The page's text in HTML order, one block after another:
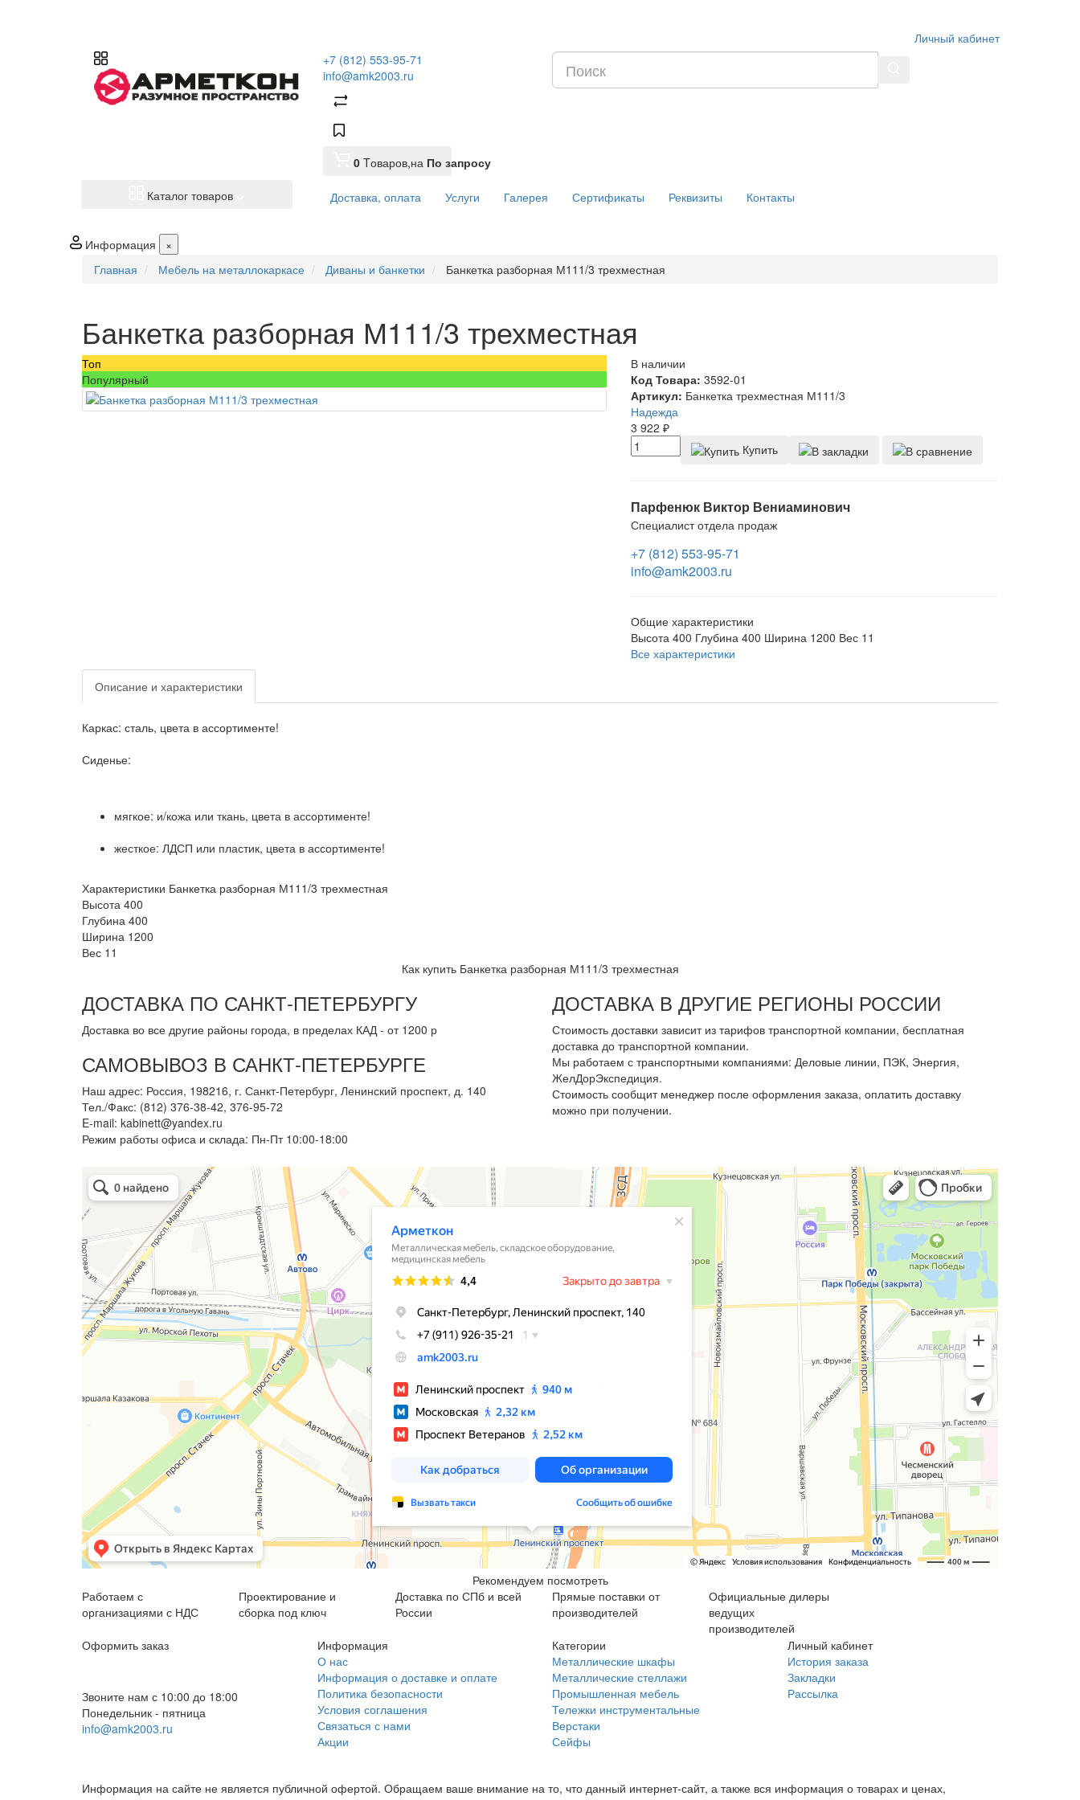
Личный кабинет
+7 (812) 553-95-71
info@amk2003.ru
0 Tоваров,на По запросу
Каталог товаров Доставка, оплата Услуги Галерея Сертификаты Реквизиты Контакты
Информация
×
Главная
Мебель на металлокаркасе Диваны и банкетки Банкетка разборная М111/3 трехместная
Банкетка разборная М111/3 трехместная
Топ
Популярный
В наличии
Код Товара: 3592-01
Артикул: Банкетка трехместная М111/3
Надежда
3 922 ₽
Купить
Парфенюк Виктор Вениаминович
Специалист отдела продаж
+7 (812) 553-95-71
info@amk2003.ru
Общие характеристики
Высота 400 Глубина 400 Ширина 1200 Вес 11
Все характеристики
Описание и характеристики
Каркас: сталь, цвета в ассортименте!
Сиденье:
мягкое: и/кожа или ткань, цвета в ассортименте!
жесткое: ЛДСП или пластик, цвета в ассортименте!
Характеристики Банкетка разборная М111/3 трехместная
Высота 400
Глубина 400
Ширина 1200
Вес 11
Как купить Банкетка разборная М111/3 трехместная
ДОСТАВКА ПО САНКТ-ПЕТЕРБУРГУ
Доставка во все другие районы города, в пределах КАД - от 1200 р
САМОВЫВОЗ В САНКТ-ПЕТЕРБУРГЕ
Наш адрес: Россия, 198216, г. Санкт-Петербург, Ленинский проспект, д. 140
Тел./Факс: (812) 376-38-42, 376-95-72
E-mail: kabinett@yandex.ru
Режим работы офиса и склада: Пн-Пт 10:00-18:00
ДОСТАВКА В ДРУГИЕ РЕГИОНЫ РОССИИ
Стоимость доставки зависит из тарифов транспортной компании, бесплатная
доставка до транспортной компании.
Мы работаем с транспортными компаниями: Деловые линии, ПЭК, Энергия,
ЖелДорЭкспедиция.
Стоимость сообщит менеджер после оформления заказа, оплатить доставку
можно при получении.
Арметкон
Металлическая мебель в Санкт‑Петербурге
Торговое оборудование в Санкт‑Петербурге
Рекомендуем посмотреть
Работаем с
организациями с НДС
Проектирование и
сборка под ключ
Доставка по СПб и всей
России
Прямые поставки от
производителей
Официальные дилеры
ведущих
производителей
Оформить заказ
Звоните нам с 10:00 до 18:00
Понедельник - пятница
info@amk2003.ru
Информация
О нас
Информация о доставке и оплате
Политика безопасности
Условия соглашения
Связаться с нами
Акции
Категории
Металлические шкафы
Металлические стеллажи
Промышленная мебель
Тележки инструментальные
Верстаки
Сейфы
Личный кабинет
История заказа
Закладки
Рассылка
Информация на сайте не является публичной офертой. Обращаем ваше внимание на то, что данный интернет-сайт, а также вся информация о товарах и ценах,